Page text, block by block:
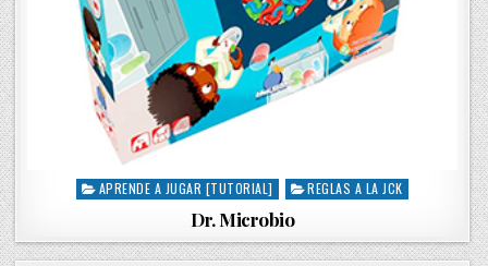
P
t
APRENDE A JUGAR [TUTORIAL] REGLAS A LA JCK
Dr. Microbio